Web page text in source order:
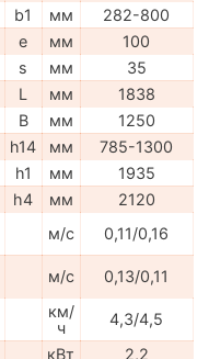
b1 мм
282-800
e мм
100
s мм
35
L мм
1838
B мм
1250
h14 мм
785-1300
h1 мм
1935
h4 мм
2120
м/с
0,11/0,16
м/с
0,13/0,11
км/
ч
4,3/4,5
кВт
2,2